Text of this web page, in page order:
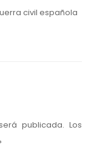
civil española
publicada. Los